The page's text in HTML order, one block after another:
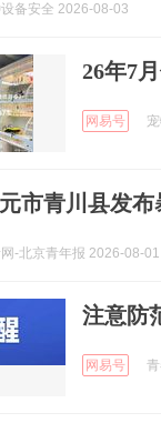
备安全 2026-08-03
26年7
网易号
市青川县发
-北京青年报 2026-08-01
注意防
网易号